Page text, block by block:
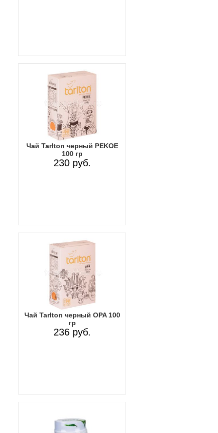
Чай Tarlton черный PEKOE
100 гр
230 руб.
Чай Tarlton черный OPA 100
гр
236 руб.